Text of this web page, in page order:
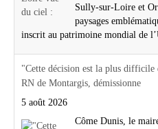
Sully-sur-Loire et
paysages
inscrit au patrimoine mondial de
"Cette décision est la plus
RN de Montargis, démissionne
5 août 2026
Côme Dunis, le